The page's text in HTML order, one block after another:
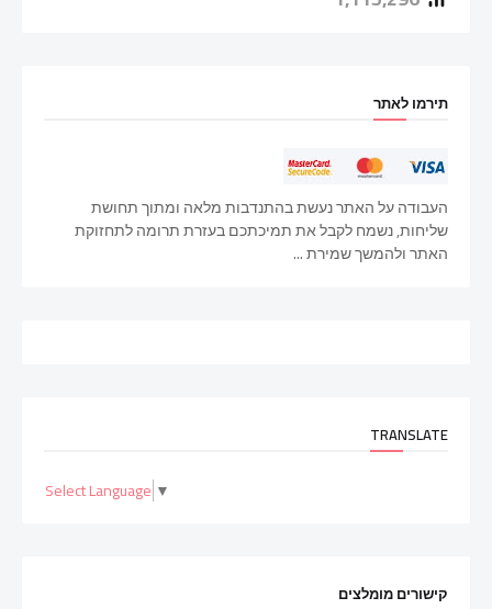
תירמו לאתר
העבודה על האתר נעשת בהתנדבות מלאה ומתוך תחושת
שליחות, נשמח לקבל את תמיכתכם בעזרת תרומה לתחזוקת
האתר ולהמשך שמירת ...
TRANSLATE
Select Language ▼
קישורים מומלצים